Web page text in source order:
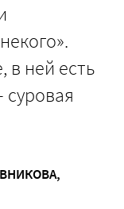
в ней есть
суровая
,